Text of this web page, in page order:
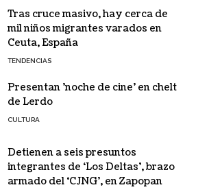
Tras cruce masivo, hay cerca de
mil niños migrantes varados en
Ceuta, España
TENDENCIAS
Presentan 'noche de cine' en chelt
de Lerdo
CULTURA
Detienen a seis presuntos
integrantes de ‘Los Deltas’, brazo
armado del ‘CJNG’, en Zapopan